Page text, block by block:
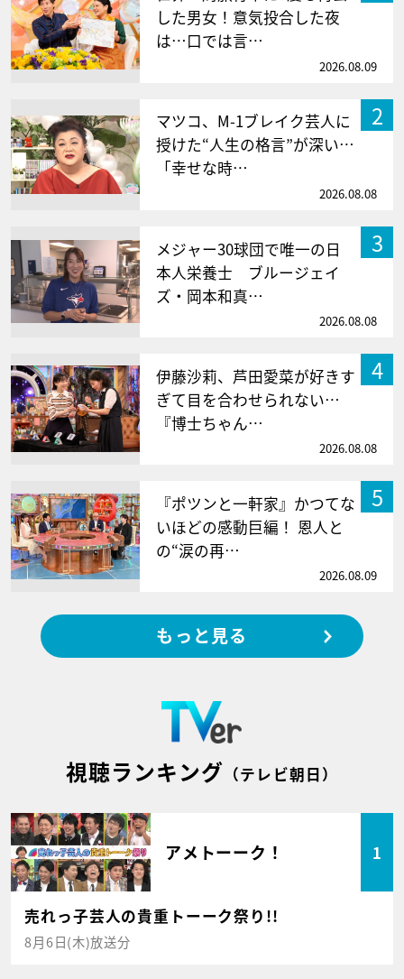
した男女！意気投合した夜
は…口では言…
2026.08.09
2
マツコ、M-1ブレイク芸人に
授けた“人生の格言”が深い…
「幸せな時…
2026.08.08
3
メジャー30球団で唯一の日
本人栄養士 ブルージェイ
ズ・岡本和真…
2026.08.08
4
伊藤沙莉、芦田愛菜が好きす
ぎて目を合わせられない…
『博士ちゃん…
2026.08.08
5
『ポツンと一軒家』かつてな
いほどの感動巨編！ 恩人と
の“涙の再…
2026.08.09
もっと見る
視聴ランキング （テレビ朝日）
アメトーーク！ 1
売れっ子芸人の貴重トーーク祭り!!
8月6日(木)放送分